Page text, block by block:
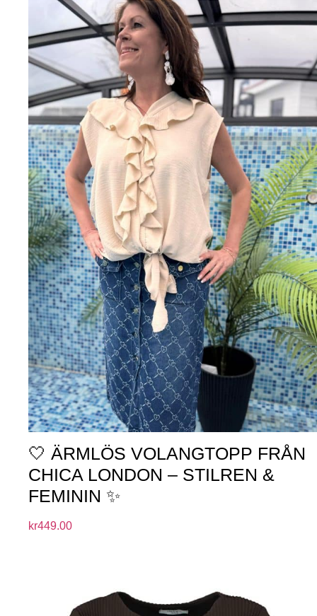
🤍 ÄRMLÖS VOLANGTOPP FRÅN
CHICA LONDON – STILREN &
FEMININ ✨
kr449.00